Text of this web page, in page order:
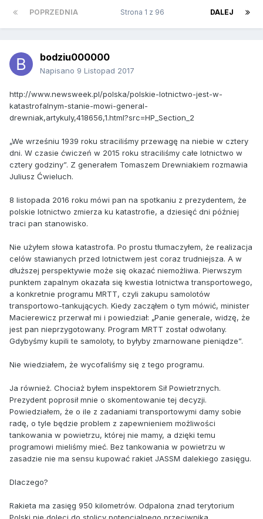
POPRZEDNIA DALEJ
Strona 1 z 96
bodziu000000
Napisano 9 Listopad 2017
http://www.newsweek.pl/polska/polskie-lotnictwo-jest-w-
katastrofalnym-stanie-mowi-general-
drewniak,artykuly,418656,1.html?src=HP_Section_2
„We wrześniu 1939 roku straciliśmy przewagę na niebie w cztery
dni. W czasie ćwiczeń w 2015 roku straciliśmy całe lotnictwo w
cztery godziny”. Z generałem Tomaszem Drewniakiem rozmawia
Juliusz Ćwieluch.
8 listopada 2016 roku mówi pan na spotkaniu z prezydentem, że
polskie lotnictwo zmierza ku katastrofie, a dziesięć dni później
traci pan stanowisko.
Nie użyłem słowa katastrofa. Po prostu tłumaczyłem, że realizacja
celów stawianych przed lotnictwem jest coraz trudniejsza. A w
dłuższej perspektywie może się okazać niemożliwa. Pierwszym
punktem zapalnym okazała się kwestia lotnictwa transportowego,
a konkretnie programu MRTT, czyli zakupu samolotów
transportowo-tankujących. Kiedy zacząłem o tym mówić, minister
Macierewicz przerwał mi i powiedział: „Panie generale, widzę, że
jest pan nieprzygotowany. Program MRTT został odwołany.
Gdybyśmy kupili te samoloty, to byłyby zmarnowane pieniądze”.
Nie wiedziałem, że wycofaliśmy się z tego programu.
Ja również. Chociaż byłem inspektorem Sił Powietrznych.
Prezydent poprosił mnie o skomentowanie tej decyzji.
Powiedziałem, że o ile z zadaniami transportowymi damy sobie
radę, o tyle będzie problem z zapewnieniem możliwości
tankowania w powietrzu, której nie mamy, a dzięki temu
programowi mieliśmy mieć. Bez tankowania w powietrzu w
zasadzie nie ma sensu kupować rakiet JASSM dalekiego zasięgu.
Dlaczego?
Rakieta ma zasięg 950 kilometrów. Odpalona znad terytorium